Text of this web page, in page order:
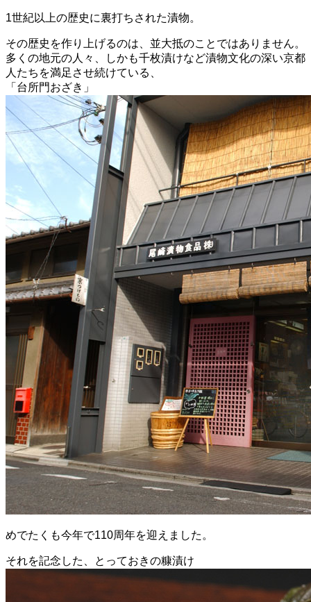
1世紀以上の歴史に裏打ちされた漬物。
その歴史を作り上げるのは、並大抵のことではありません。
多くの地元の人々、しかも千枚漬けなど漬物文化の深い京都
人たちを満足させ続けている、
「台所門おざき」
めでたくも今年で110周年を迎えました。
それを記念した、とっておきの糠漬け